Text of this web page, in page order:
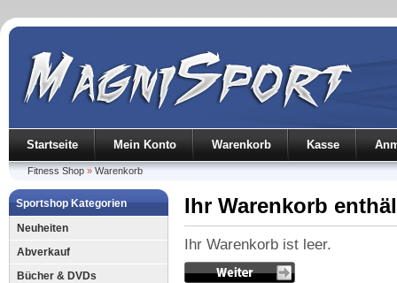
Startseite Mein Konto Warenkorb Kasse
Fitness Shop»Warenkorb
Sportshop Kategorien
Neuheiten
Abverkauf
Bücher & DVDs
Ihr Warenkorb
Ihr Warenkorb ist leer.